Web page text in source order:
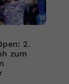
2.
zum